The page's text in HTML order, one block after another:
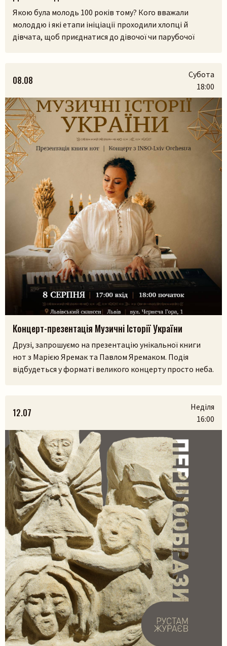
Пошук на сайті
Шукати
Якою була молодь 100 років тому? Кого вважали
молоддю і які етапи ініціації проходили хлопці й
дівчата, щоб приєднатися до дівочої чи парубочої
дівоцтво і парубоцтво в українській традиції з
проєктом «Домів», […]
08.08
Субота
18:00
Концерт-презентація Музичні Історії України
Друзі, запрошуємо на презентацію унікальної книги
нот з Марією Яремак та Павлом Яремаком. Подія
відбудеться у форматі великого концерту просто неба.
народилися з українських легенд, природи та музики.
На вас чекають:– презентація книги разом з авторами
Марією Яремак та Павлом Яремаком.– […]
12.07
Неділя
16:00